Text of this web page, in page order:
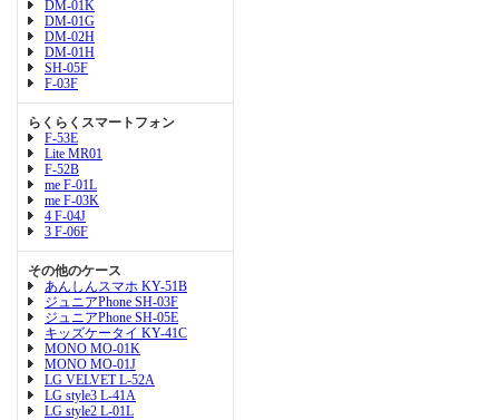
DM-01K
DM-01G
DM-02H
DM-01H
SH-05F
F-03F
らくらくスマートフォン
F-53E
Lite MR01
F-52B
me F-01L
me F-03K
4 F-04J
3 F-06F
その他のケース
あんしんスマホ KY-51B
ジュニアPhone SH-03F
ジュニアPhone SH-05E
キッズケータイ KY-41C
MONO MO-01K
MONO MO-01J
LG VELVET L-52A
LG style3 L-41A
LG style2 L-01L